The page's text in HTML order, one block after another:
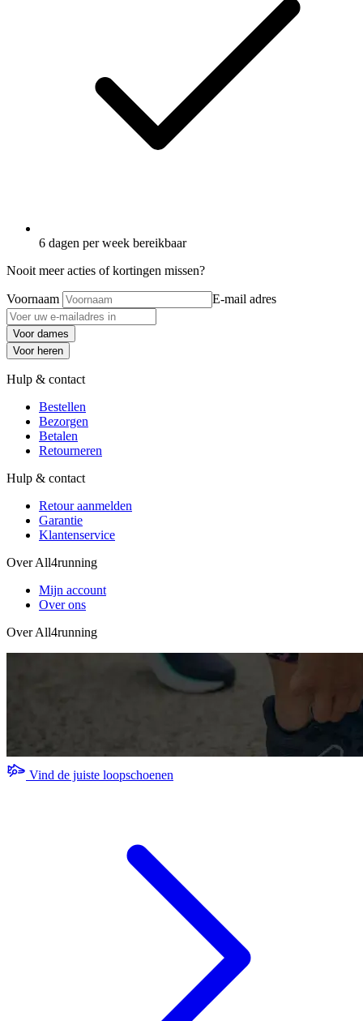
6 dagen per week bereikbaar
Nooit meer acties of kortingen missen?
Voornaam E-mail adres
Voor dames
Voor heren
Hulp & contact
Bestellen
Bezorgen
Betalen
Retourneren
Hulp & contact
Retour aanmelden
Garantie
Klantenservice
Over All4running
Mijn account
Over ons
Over All4running
Vind de juiste loopschoenen